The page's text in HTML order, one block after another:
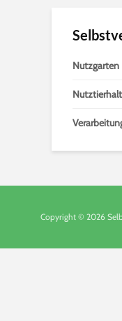
Nutzgarten
Copyright © 2026